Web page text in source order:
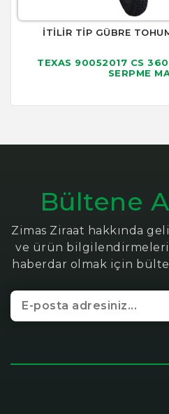
İTİLİR TİP GÜBRE
TEXAS 90052017 CS
SERPME
Bültene
Zimas Ziraat hakkında
ve ürün
haberdar olmak için